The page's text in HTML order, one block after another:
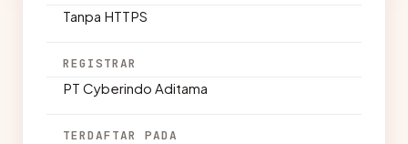
Tanpa HTTPS
REGISTRAR
PT Cyberindo Aditama
TERDAFTAR PADA